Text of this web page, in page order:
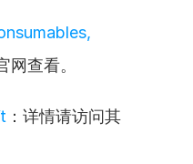
网查看。
：详情请访问其